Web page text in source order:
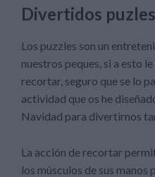
Divertidos
Los puzzles son un
nuestros peques, si a esto
recortar, seguro que se lo
actividad que os he
Navidad para divertirnos
La acción de recortar
los músculos de sus